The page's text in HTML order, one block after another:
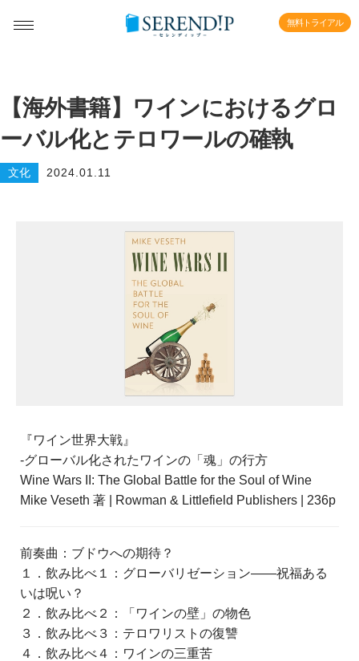
無料トライアル
【海外書籍】ワインにおけるグロ
ーバル化とテロワールの確執
文化 2024.01.11
『ワイン世界大戦』
-グローバル化されたワインの「魂」の行方
Wine Wars II: The Global Battle for the Soul of Wine
Mike Veseth 著 | Rowman & Littlefield Publishers | 236p
前奏曲：ブドウへの期待？
１．飲み比べ１：グローバリゼーション――祝福ある
いは呪い？
２．飲み比べ２：「ワインの壁」の物色
３．飲み比べ３：テロワリストの復讐
４．飲み比べ４：ワインの三重苦